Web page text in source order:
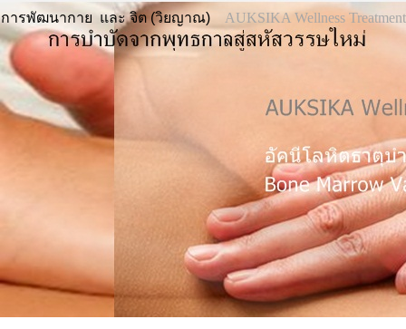
การพัฒนากาย และ จิต (วิยญาณ) AUKSIKA Wellness Treatment